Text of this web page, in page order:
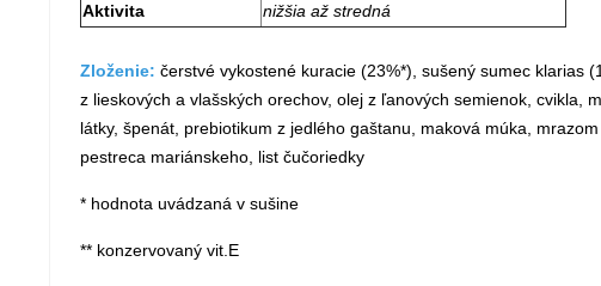
Aktivita
nižšia až stredná
Zloženie: čerstvé vykostené kuracie (23%*), sušený sumec klarias
z lieskových a vlašských orechov, olej z ľanových semienok, cvikla,
látky, špenát, prebiotikum z jedlého gaštanu, maková múka,
pestreca mariánskeho, list čučoriedky
* hodnota uvádzaná v sušine
** konzervovaný vit.E